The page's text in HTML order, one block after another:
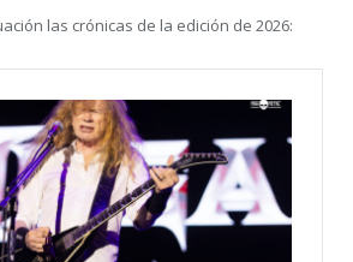
las crónicas de la edición de 2026: